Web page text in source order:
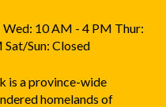
10 AM - 4 PM Thur:
Sun: Closed
is a province-wide
homelands of